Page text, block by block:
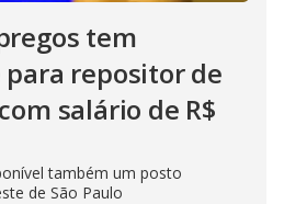
tem
repositor de
salário de R$
também um posto
de São Paulo